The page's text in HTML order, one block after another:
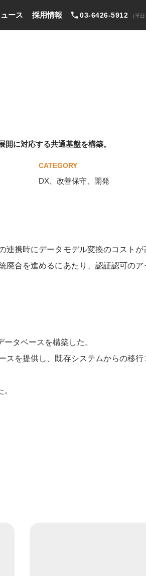
ース 採用情報 03-6426-5912 （平
に対応する共通基盤を構築。
CATEGORY
DX、改善保守、開発
連携時にデータモデル変換のコスト
合を進めるにあたり、認証認可のア
タベースを構築した。
スを提供し、既存システムからの移